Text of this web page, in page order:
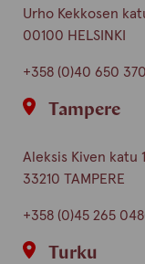
Urho Kekkosen
00100 HELSINKI
+358 (0)40 650
Tampere
Aleksis Kiven katu
33210 TAMPERE
+358 (0)45 265
Turku